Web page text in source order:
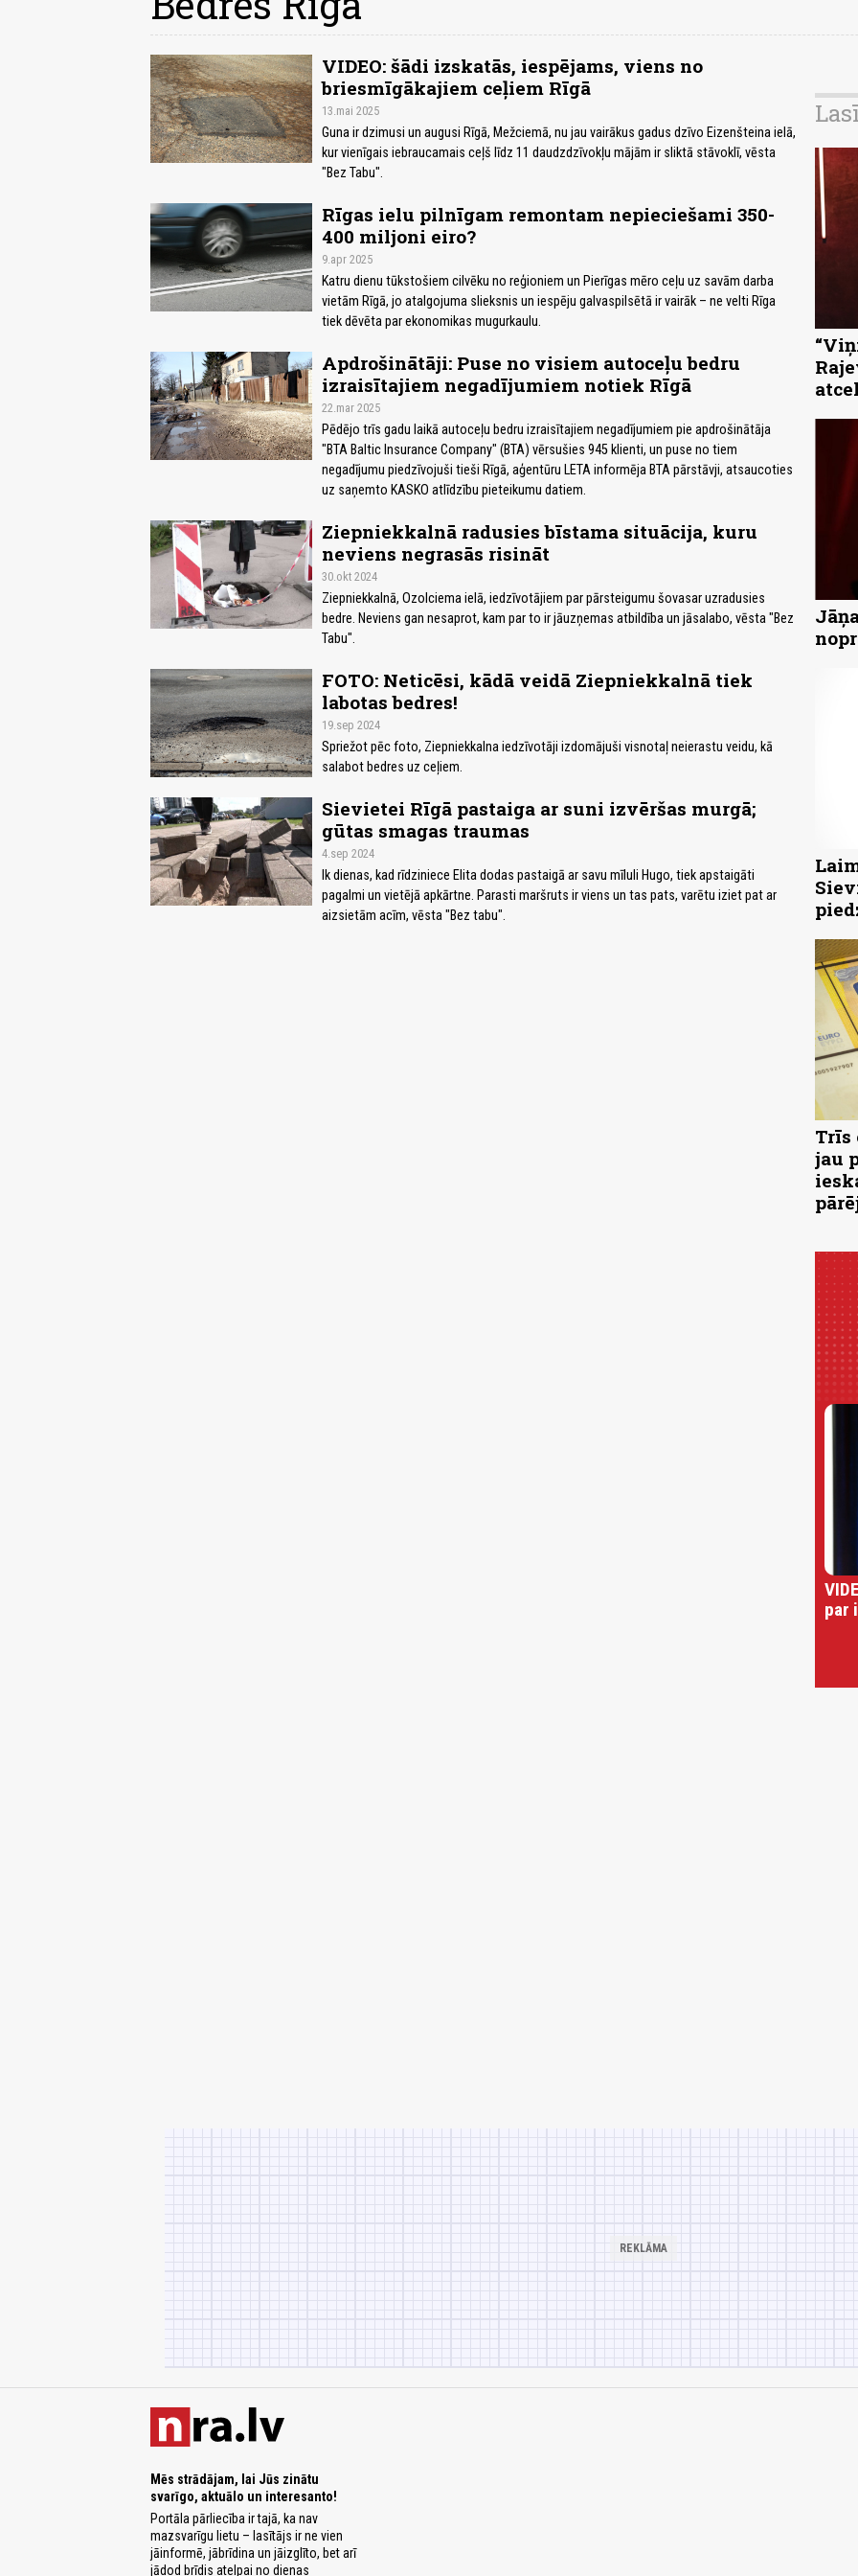
VIDEO: šādi izskatās, iespējams, viens no
briesmīgākajiem ceļiem Rīgā
13.mai 2025
Guna ir dzimusi un augusi Rīgā, Mežciemā, nu jau vairākus gadus dzīvo Eizenšteina ielā,
kur vienīgais iebraucamais ceļš līdz 11 daudzdzīvokļu mājām ir sliktā stāvoklī, vēsta
"Bez Tabu".
Rīgas ielu pilnīgam remontam nepieciešami 350-
400 miljoni eiro?
9.apr 2025
Katru dienu tūkstošiem cilvēku no reģioniem un Pierīgas mēro ceļu uz savām darba
vietām Rīgā, jo atalgojuma slieksnis un iespēju galvaspilsētā ir vairāk – ne velti Rīga
tiek dēvēta par ekonomikas mugurkaulu.
Apdrošinātāji: Puse no visiem autoceļu bedru
izraisītajiem negadījumiem notiek Rīgā
22.mar 2025
Pēdējo trīs gadu laikā autoceļu bedru izraisītajiem negadījumiem pie apdrošinātāja
"BTA Baltic Insurance Company" (BTA) vērsušies 945 klienti, un puse no tiem
negadījumu piedzīvojuši tieši Rīgā, aģentūru LETA informēja BTA pārstāvji, atsaucoties
uz saņemto KASKO atlīdzību pieteikumu datiem.
Ziepniekkalnā radusies bīstama situācija, kuru
neviens negrasās risināt
30.okt 2024
Ziepniekkalnā, Ozolciema ielā, iedzīvotājiem par pārsteigumu šovasar uzradusies
bedre. Neviens gan nesaprot, kam par to ir jāuzņemas atbildība un jāsalabo, vēsta "Bez
Tabu".
FOTO: Neticēsi, kādā veidā Ziepniekkalnā tiek
labotas bedres!
19.sep 2024
Spriežot pēc foto, Ziepniekkalna iedzīvotāji izdomājuši visnotaļ neierastu veidu, kā
salabot bedres uz ceļiem.
Sievietei Rīgā pastaiga ar suni izvēršas murgā;
gūtas smagas traumas
4.sep 2024
Ik dienas, kad rīdziniece Elita dodas pastaigā ar savu mīluli Hugo, tiek apstaigāti
pagalmi un vietējā apkārtne. Parasti maršruts ir viens un tas pats, varētu iziet pat ar
aizsietām acīm, vēsta "Bez tabu".
Trīs
jau
par
Mēs strādājam, lai Jūs zinātu
svarīgo, aktuālo un interesanto!
Portāla pārliecība ir tajā, ka nav
mazsvarīgu lietu – lasītājs ir ne vien
jāinformē, jābrīdina un jāizglīto, bet arī
jādod brīdis atelpai no dienas